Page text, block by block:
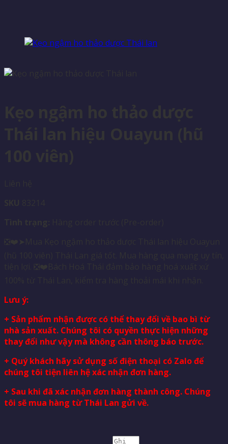
Lưu ý:
+ Sản phẩm nhận được có thể thay đổi về bao bì từ
nhà sản xuất. Chúng tôi có quyền thực hiện những
thay đổi như vậy mà không cần thông báo trước.
+ Quý khách hãy sử dụng số điện thoại có Zalo để
chúng tôi tiện liên hệ xác nhận đơn hàng.
+ Sau khi đã xác nhận đơn hàng thành công. Chúng
tôi sẽ mua hàng từ Thái Lan gửi về.